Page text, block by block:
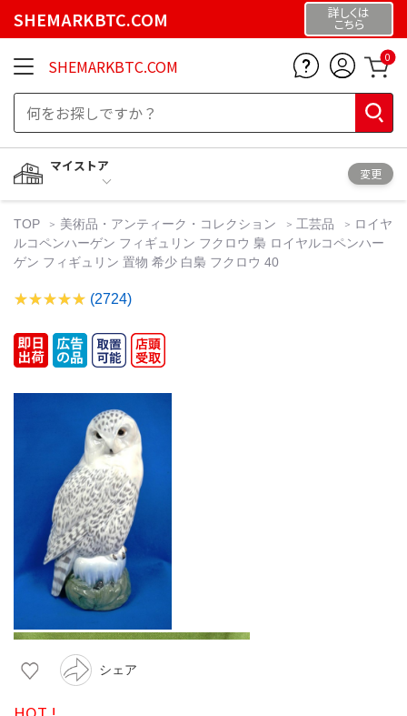
SHEMARKBTC.COM 詳しくは
こちら
SHEMARKBTC.COM 0
マイストア
変更
TOP 美術品・アンティーク・コレクション 工芸品
ロイヤ
ルコペンハーゲン フィギュリン フクロウ 梟 ロイヤルコペンハー
ゲン フィギュリン 置物 希少 白梟 フクロウ 40
(2724)
シェア